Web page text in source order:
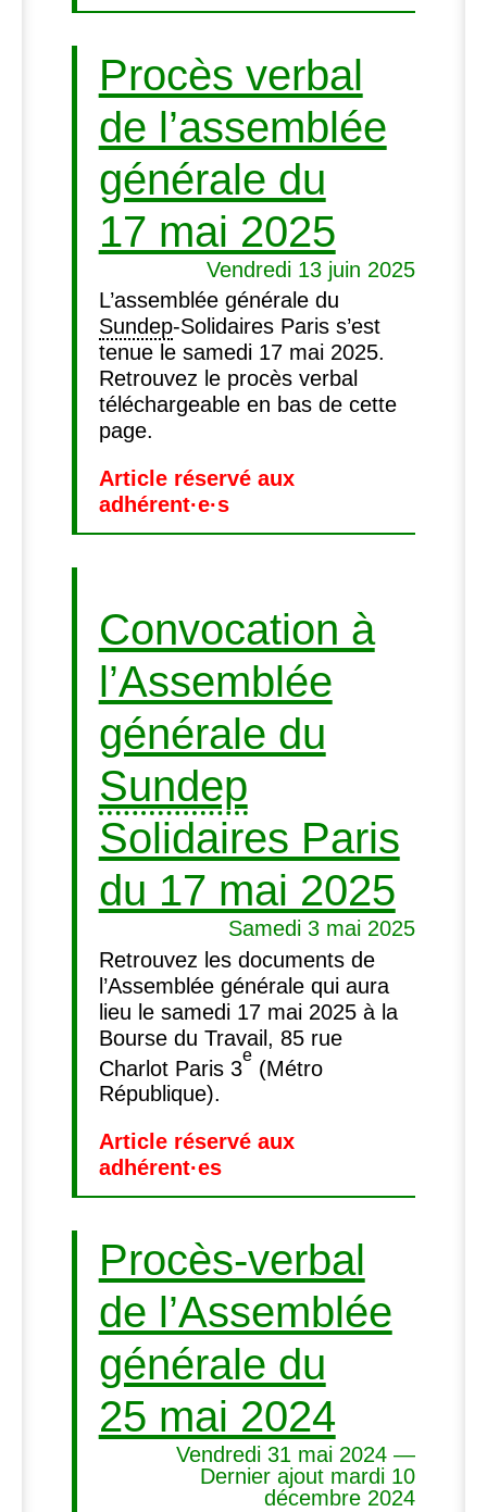
Procès verbal
de l’assemblée
générale du
17 mai 2025
Vendredi 13 juin 2025
L’assemblée générale du
Sundep-Solidaires Paris s’est
tenue le samedi 17 mai 2025.
Retrouvez le procès verbal
téléchargeable en bas de cette
page.
Article réservé aux
adhérent·e·s
Convocation à
l’Assemblée
générale du
Sundep
Solidaires Paris
du 17 mai 2025
Samedi 3 mai 2025
Retrouvez les documents de
l’Assemblée générale qui aura
lieu le samedi 17 mai 2025 à la
Bourse du Travail, 85 rue
Charlot Paris 3
e
(Métro
République).
Article réservé aux
adhérent·es
Procès-verbal
de l’Assemblée
générale du
25 mai 2024
Vendredi 31 mai 2024 —
Dernier ajout mardi 10
décembre 2024